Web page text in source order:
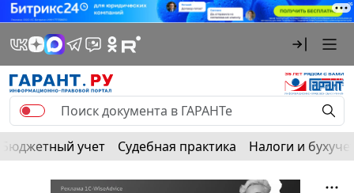
Бюджетный учет Судебная практика Налоги и